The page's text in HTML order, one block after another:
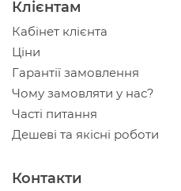
Клієнтам
Кабінет клієнта
Ціни
Гарантії замовлення
Чому замовляти у нас?
Часті питання
Дешеві та якісні роботи
Контакти